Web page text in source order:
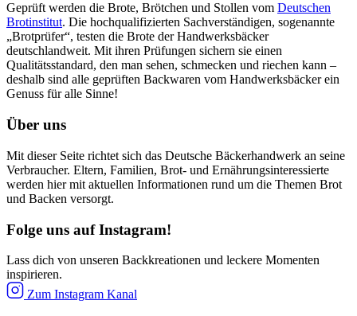
Geprüft werden die Brote, Brötchen und Stollen vom Deutschen
Brotinstitut. Die hochqualifizierten Sachverständigen, sogenannte
„Brotprüfer“, testen die Brote der Handwerksbäcker
deutschlandweit. Mit ihren Prüfungen sichern sie einen
Qualitätsstandard, den man sehen, schmecken und riechen kann –
deshalb sind alle geprüften Backwaren vom Handwerksbäcker ein
Genuss für alle Sinne!
Über uns
Mit dieser Seite richtet sich das Deutsche Bäckerhandwerk an seine
Verbraucher. Eltern, Familien, Brot- und Ernährungsinteressierte
werden hier mit aktuellen Informationen rund um die Themen Brot
und Backen versorgt.
Folge uns auf Instagram!
Lass dich von unseren Backkreationen und leckere Momenten
inspirieren.
Zum Instagram Kanal